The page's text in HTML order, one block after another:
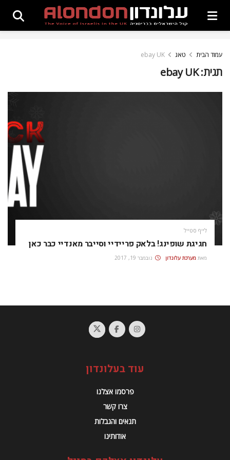
עמוד הבית טאג ebay UK
תגית:ebay UK
לייף סטייל
חגיגת שופינג! בלאק פריידיי וסייבר מאנדיי כבר כאן
מאת מערכת עלונדון נובמבר 19, 2017
עוד בעלונדון
פרסמו אצלנו
צרו קשר
תנאים והגבלות
אודותינו